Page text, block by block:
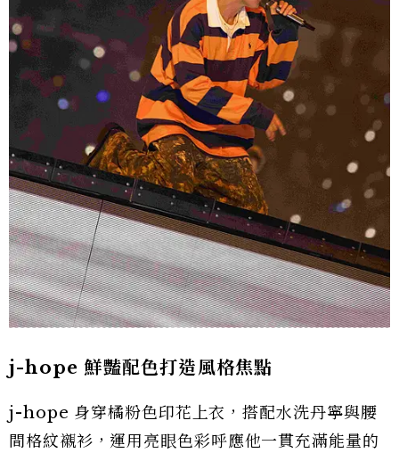
j-hope 鮮豔配色打造風格焦點
j-hope 身穿橘粉色印花上衣，搭配水洗丹寧與腰
間格紋襯衫，運用亮眼色彩呼應他一貫充滿能量的